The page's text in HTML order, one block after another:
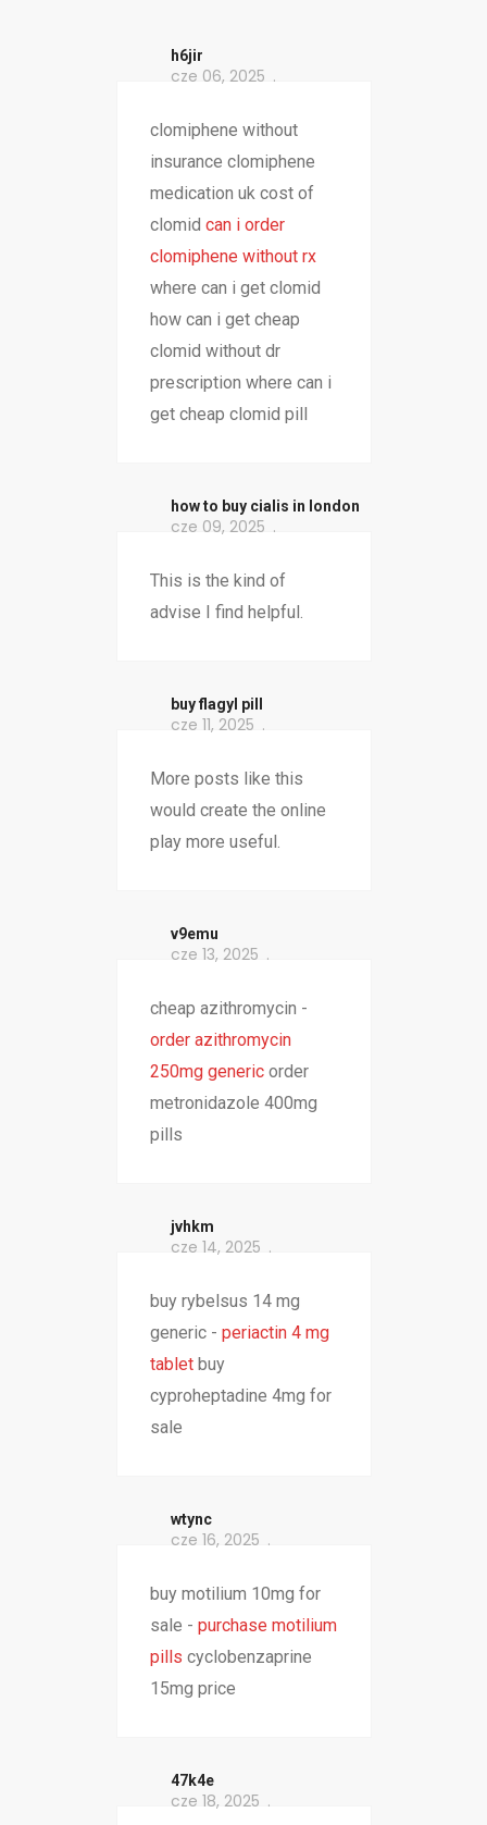
h6jir
cze 06, 2025
clomiphene without
insurance clomiphene
medication uk cost of
clomid can i order
clomiphene without rx
where can i get clomid
how can i get cheap
clomid without dr
prescription where can i
get cheap clomid pill
how to buy cialis in london
cze 09, 2025
This is the kind of
advise I find helpful.
buy flagyl pill
cze 11, 2025
More posts like this
would create the online
play more useful.
v9emu
cze 13, 2025
cheap azithromycin -
order azithromycin
250mg genericorder
metronidazole 400mg
pills
jvhkm
cze 14, 2025
buy rybelsus 14 mg
generic - periactin 4 mg
tabletbuy
cyproheptadine 4mg for
sale
wtync
cze 16, 2025
buy motilium 10mg for
sale - purchase motilium
pills cyclobenzaprine
15mg price
47k4e
cze 18, 2025